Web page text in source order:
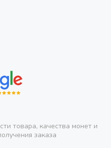
товара, качества монет и
заказа